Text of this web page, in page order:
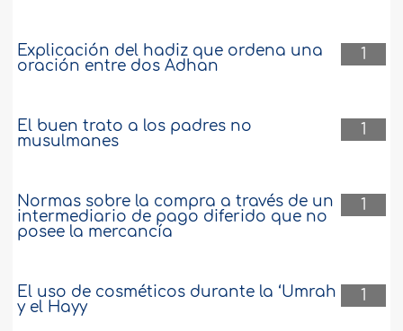
1
Explicación del hadiz que ordena una
oración entre dos Adhan
1
El buen trato a los padres no
musulmanes
1
Normas sobre la compra a través de un
intermediario de pago diferido que no
posee la mercancía
1
El uso de cosméticos durante la ‘Umrah
y el Hayy